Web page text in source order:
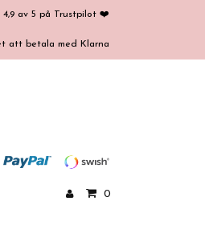
4,9 av 5 på Trustpilot ❤️
att betala med Klarna
0